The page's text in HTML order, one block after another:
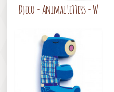
Djeco - Animal Letters - W